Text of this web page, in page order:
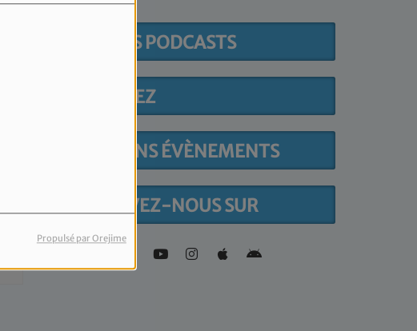
Propulsé par Orejime
DERNIERS PODCASTS
PARTICIPEZ
PROCHAINS ÉVÈNEMENTS
RETROUVEZ-NOUS SUR